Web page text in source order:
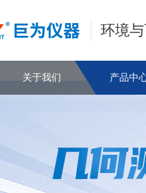
环境
关于我们 产品中